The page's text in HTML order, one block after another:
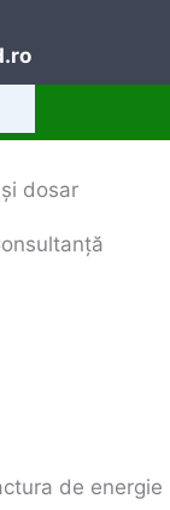
dosar
de energie